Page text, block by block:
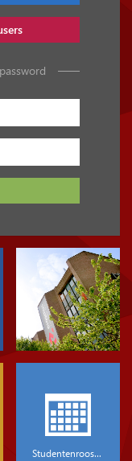
Studentenrooster